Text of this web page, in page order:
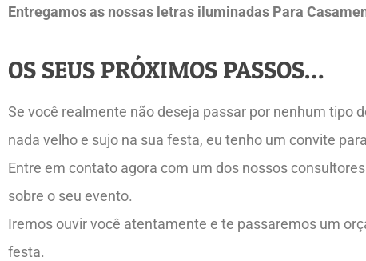
Entregamos as nossas letras iluminadas Para
OS SEUS PRÓXIMOS PASSOS…
Se você realmente não deseja passar por nenhum tipo
nada velho e sujo na sua festa, eu tenho um convite
Entre em contato agora com um dos nossos
sobre o seu evento.
Iremos ouvir você atentamente e te passaremos um
festa.